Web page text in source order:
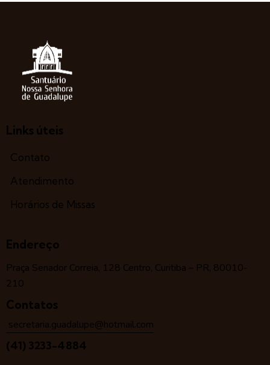
Links úteis
Contato
Atendimento
Horários de Missas
Endereço
Praça Senador Correia, 128 Centro, Curitiba – PR, 80010-
210
Contatos
secretaria.guadalupe@hotmail.com
(41) 3233-4884